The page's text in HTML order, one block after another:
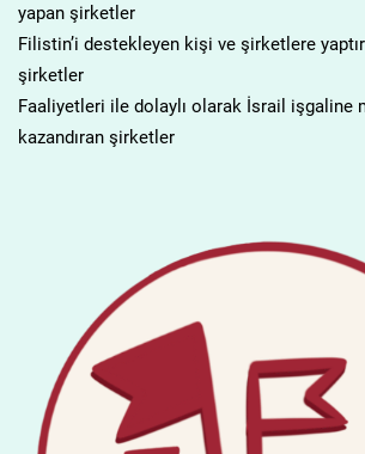
yapan şirketler
Filistin’i destekleyen kişi ve şirketlere
şirketler
Faaliyetleri ile dolaylı olarak İsrail işgaline
kazandıran şirketler